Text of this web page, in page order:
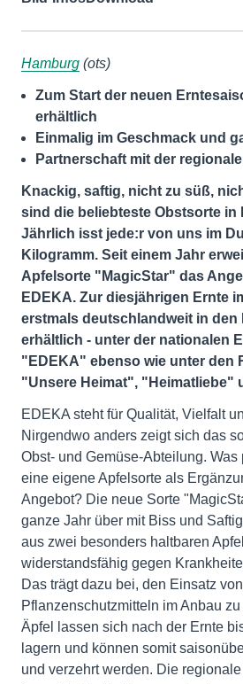
Hamburg (ots)
Zum Start der neuen
erhältlich
Einmalig im Geschmack und
Partnerschaft mit der
Knackig, saftig, nicht zu süß,
sind die beliebteste Obstsorte in
Jährlich isst jede:r von uns im
Kilogramm. Seit einem Jahr
Apfelsorte "MagicStar" das
EDEKA. Zur diesjährigen Ernte
erstmals deutschlandweit in den
erhältlich - unter der nationalen
"EDEKA" ebenso wie unter den
"Unsere Heimat", "Heimatliebe"
EDEKA steht für Qualität, Vielfalt
Nirgendwo anders zeigt sich das
Obst- und Gemüse-Abteilung.
eine eigene Apfelsorte als
Angebot? Die neue Sorte
ganze Jahr über mit Biss und
aus zwei besonders haltbaren
widerstandsfähig gegen
Das trägt dazu bei, den Einsatz von
Pflanzenschutzmitteln im Anbau
Äpfel lassen sich nach der Ernte
lagern und können somit
und verzehrt werden. Die